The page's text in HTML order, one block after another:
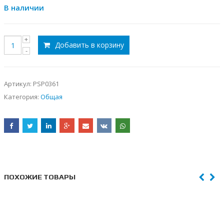
В наличии
Добавить в корзину
Артикул: PSP0361
Категория: Общая
ПОХОЖИЕ ТОВАРЫ